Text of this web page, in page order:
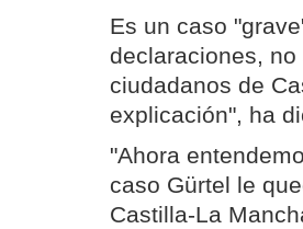
Es un caso
declaraciones,
ciudadanos de
explicación", ha
"Ahora
caso Gürtel le
Castilla-La